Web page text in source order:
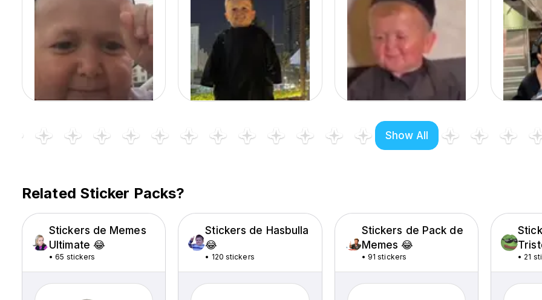
Show All
Related Sticker Packs?
Stickers de Memes
Ultimate 😂
•65 stickers
Stickers de Hasbulla
😂
• 120 stickers
Stickers de Pack de
Memes 😂
• 91 stickers • 21